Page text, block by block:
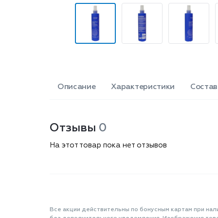
Описание Характеристики Состав
Отзывы 0
На этот товар пока нет отзывов
Все акции действительны по бонусным картам при